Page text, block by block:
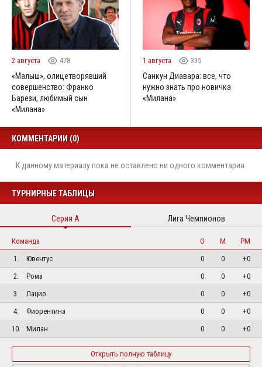
2 августа 478
«Малыш», олицетворявший
совершенство: Франко
Барези, любимый сын
«Милана»
1 августа 335
Санкун Диавара: все, что
нужно знать про новичка
«Милана»
КОММЕНТАРИИ (0)
К данному материалу пока не оставлено ни одного комментария.
ТУРНИРНЫЕ ТАБЛИЦЫ
Серия А Лига Чемпионов
Команда О М
РМ
1.
Ювентус 0 0
+0
2.
Рома 0 0
+0
3.
Лацио 0 0
+0
4.
Фиорентина 0 0
+0
10.
Милан 0 0 +0
Открыть полную таблицу